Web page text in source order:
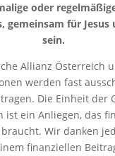
oder
gemeinsam für Jesus
sein.
Allianz Österreich
werden fast
Die Einheit der
ist ein Anliegen, das
Wir danken
finanziellen